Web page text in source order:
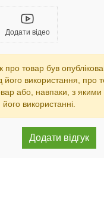
Додати відео
про товар був
його використання, про
або, навпаки, з
використанні.